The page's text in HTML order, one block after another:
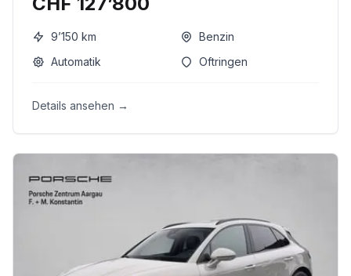
9’150 km
Benzin
Automatik
Oftringen
Details ansehen →